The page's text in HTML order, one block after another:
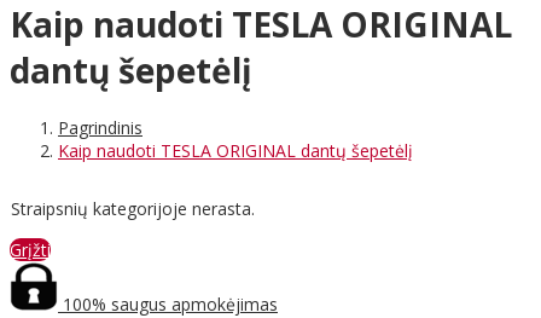
Kaip naudoti TESLA ORIGINAL
dantų šepetėlį
Pagrindinis
Kaip naudoti TESLA ORIGINAL dantų šepetėlį
Straipsnių kategorijoje nerasta.
Grįžti
100% saugus apmokėjimas